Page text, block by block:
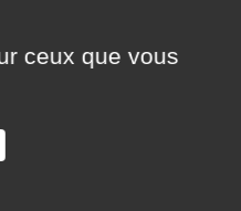
ceux que vous